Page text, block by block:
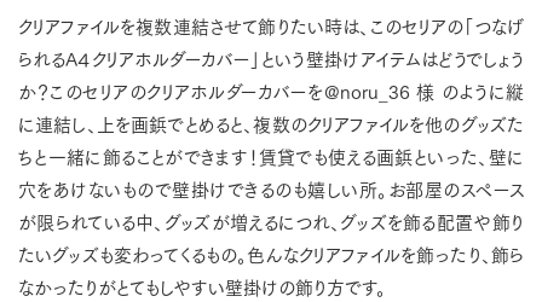
クリアファイルを複数連結させて飾りたい時は、このセリアの「つなげ
られるA４クリアホルダーカバー」という壁掛けアイテムはどうでしょう
か？このセリアのクリアホルダーカバーを@noru_36 様 のように縦
に連結し、上を画鋲でとめると、複数のクリアファイルを他のグッズた
ちと一緒に飾ることができます！賃貸でも使える画鋲といった、壁に
穴をあけないもので壁掛けできるのも嬉しい所。お部屋のスペース
が限られている中、グッズが増えるにつれ、グッズを飾る配置や飾り
たいグッズも変わってくるもの。色んなクリアファイルを飾ったり、飾ら
なかったりがとてもしやすい壁掛けの飾り方です。